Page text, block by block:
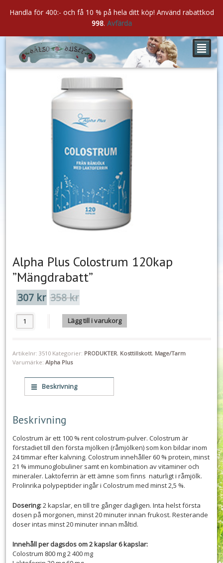
²
Alpha Plus Colostrum 120kap
”Mängdrabatt”
358krDet
ursprungliga
priset
var:
307 kr
Det
nuvarande
priset
är:
Alpha Plus Colostrum 120kap "Mängdrabatt" mängd
Lägg till i varukorg
Artikelnr: 3510 Kategorier: PRODUKTER, Kosttillskott, Mage/Tarm
Varumärke: Alpha Plus
Beskrivning
Beskrivning
Colostrum är ett 100 % rent colostrum-pulver. Colostrum är
förstadiet till den första mjölken (råmjölken) som kon bildar inom
24 timmar efter kalvning. Colostrum innehåller 60 % protein, minst
21 % immunoglobuliner samt en kombination av vitaminer och
mineraler. Laktoferrin är ett ämne som finns naturligt i råmjölk.
Prolinrika polypeptider ingår i Colostrum med minst 2,5 %.
Dosering:2 kapslar, en till tre gånger dagligen. Inta helst första
dosen på morgonen, minst 20 minuter innan frukost. Resterande
doser intas minst 20 minuter innan måltid.
Innehåll per dagsdos om 2 kapslar 6 kapslar:
Colostrum 800 mg 2 400 mg
Handla för 400:- och få 10 % på hela ditt köp! Använd rabattkod
998. Avfärda